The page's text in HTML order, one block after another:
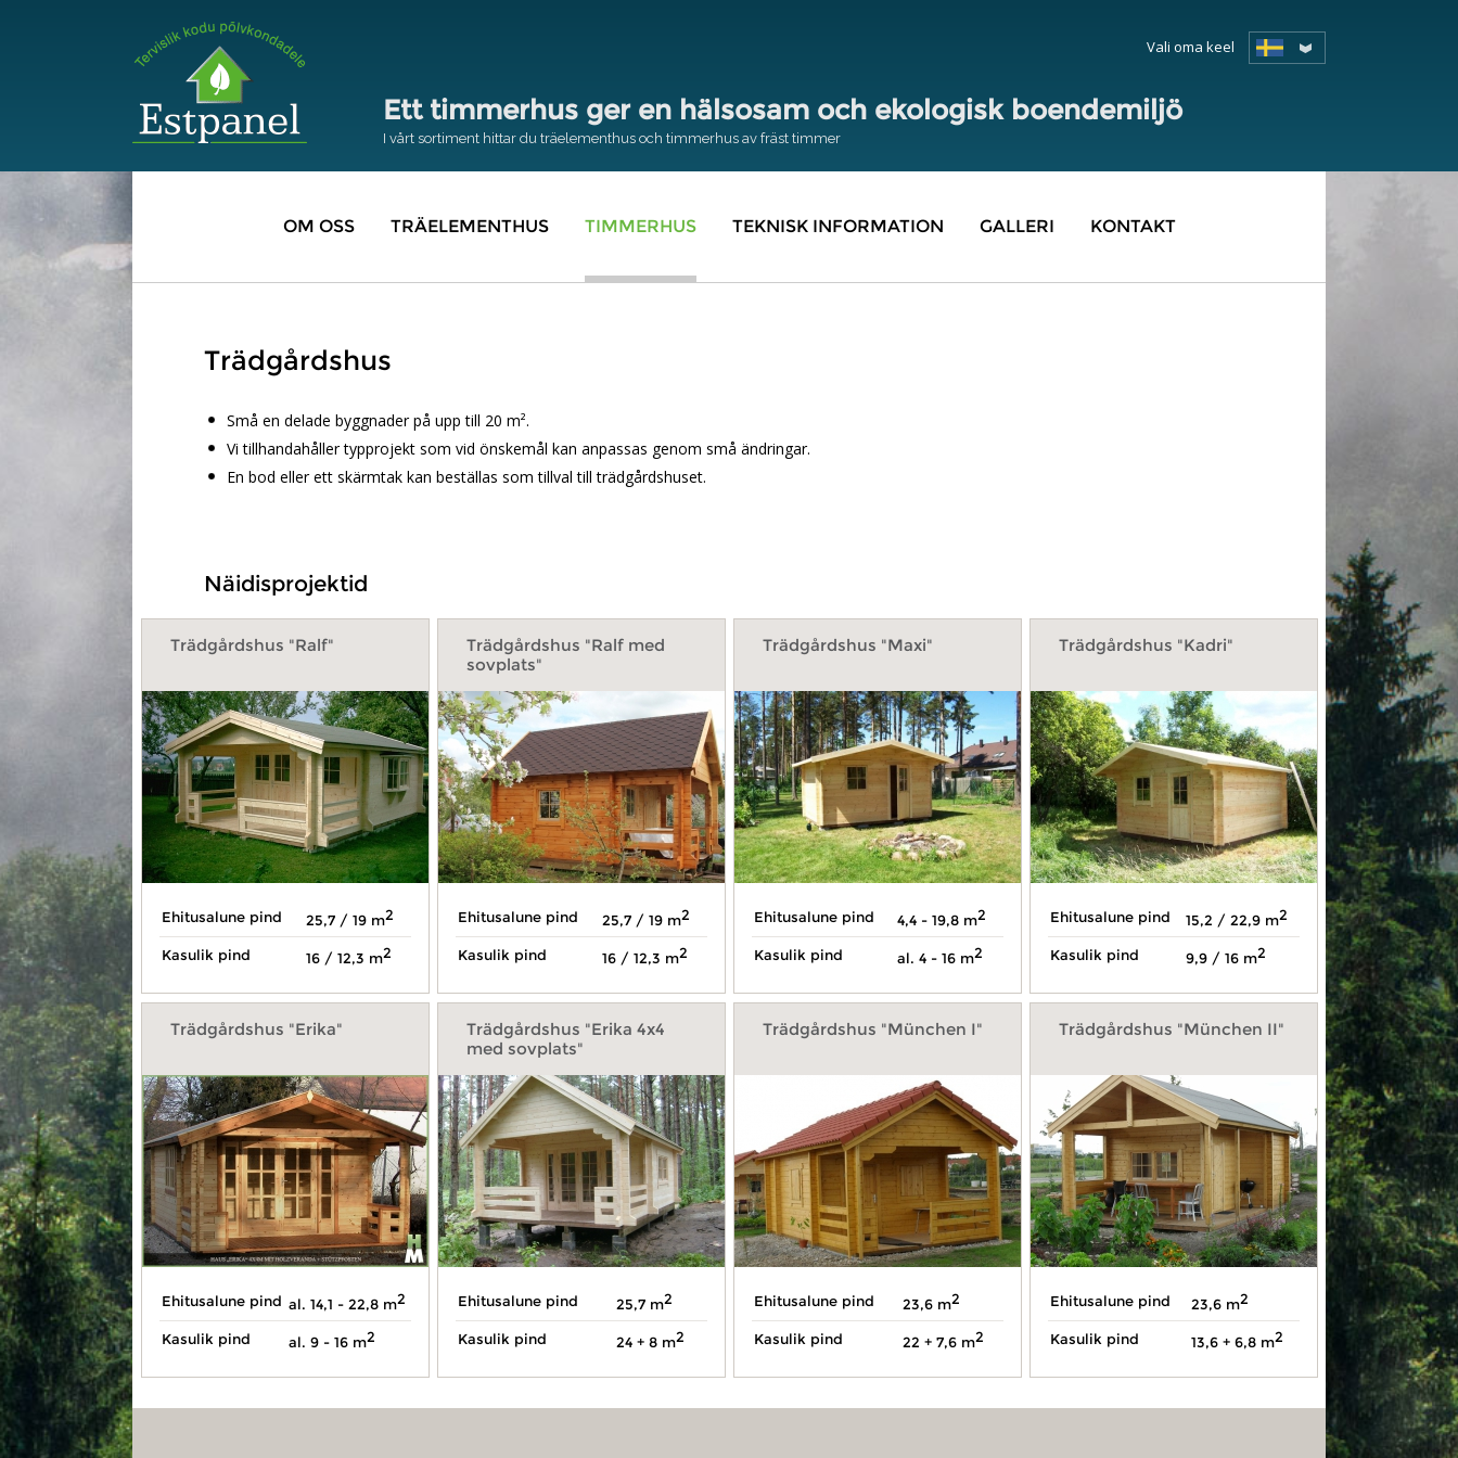
Vali oma keel
Ett timmerhus ger en hälsosam och ekologisk boendemiljö
I vårt sortiment hittar du träelementhus och timmerhus av fräst timmer
OM OSS TRÄELEMENTHUS TIMMERHUS TEKNISK INFORMATION GALLERI KONTAKT
Trädgårdshus
Små en delade byggnader på upp till 20 m².
Vi tillhandahåller typprojekt som vid önskemål kan anpassas genom små ändringar.
En bod eller ett skärmtak kan beställas som tillval till trädgårdshuset.
Näidisprojektid
Trädgårdshus "Ralf"
Ehitusalune pind 25,7 / 19 m2
Kasulik pind 16 / 12,3 m2
Trädgårdshus "Ralf med
sovplats"
Ehitusalune pind 25,7 / 19 m2
Kasulik pind 16 / 12,3 m2
Trädgårdshus "Maxi"
Ehitusalune pind 4,4 - 19,8 m2
Kasulik pind al. 4 - 16 m2
Trädgårdshus "Kadri"
Ehitusalune pind 15,2 / 22,9 m2
Kasulik pind 9,9 / 16 m2
Trädgårdshus "Erika"
Ehitusalune pind al. 14,1 - 22,8 m2
Kasulik pind al. 9 - 16 m2
Trädgårdshus "Erika 4x4
med sovplats"
Ehitusalune pind 25,7 m2
Kasulik pind 24 + 8 m2
Trädgårdshus "München I"
Ehitusalune pind 23,6 m2
Kasulik pind 22 + 7,6 m2
Trädgårdshus "München II"
Ehitusalune pind 23,6 m2
Kasulik pind 13,6 + 6,8 m2